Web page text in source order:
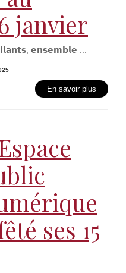
janvier
𝗲𝗻𝘀𝗲𝗺𝗯𝗹𝗲 ...
En savoir plus
ses 15